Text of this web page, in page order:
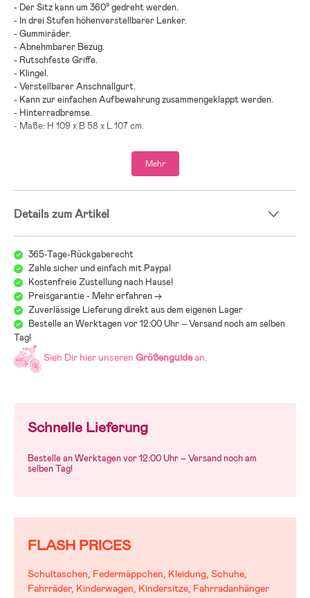
- Der Sitz kann um 360° gedreht werden.
- In drei Stufen höhenverstellbarer Lenker.
- Gummiräder.
- Abnehmbarer Bezug.
- Rutschfeste Griffe.
- Klingel.
- Verstellbarer Anschnallgurt.
- Kann zur einfachen Aufbewahrung zusammengeklappt werden.
- Hinterradbremse.
- Maße: H 109 x B 58 x L 107 cm.
- Altersempfehlung: ab 12 Monaten.
Mehr
Details zum Artikel
365-Tage-Rückgaberecht
Zahle sicher und einfach mit Paypal
Kostenfreie Zustellung nach Hause!
Preisgarantie - Mehr erfahren ->
Zuverlässige Lieferung direkt aus dem eigenen Lager
Bestelle an Werktagen vor 12:00 Uhr – Versand noch am selben
Tag!
Sieh Dir hier unseren Größenguidean.
Schnelle Lieferung
Bestelle an Werktagen vor 12:00 Uhr – Versand noch am
selben Tag!
FLASH PRICES
Schultaschen, Federmäppchen, Kleidung, Schuhe,
Fahrräder, Kinderwagen, Kindersitze, Fahrradanhänger